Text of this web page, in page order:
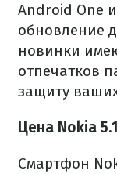
Android One
обновление
новинки
отпечатков
защиту
Цена Nokia
Смартфон